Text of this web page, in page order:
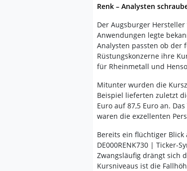
Renk – Analysten
Der Augsburger
Anwendungen legte
Analysten passten ob der
Rüstungskonzerne ihre
für Rheinmetall und
Mitunter wurden die
Beispiel lieferten zuletzt
Euro auf 87,5 Euro an.
waren die exzellenten
Bereits ein flüchtiger Blick
DE000RENK730 | Ticker-
Zwangsläufig drängt sich
Kursniveaus ist die